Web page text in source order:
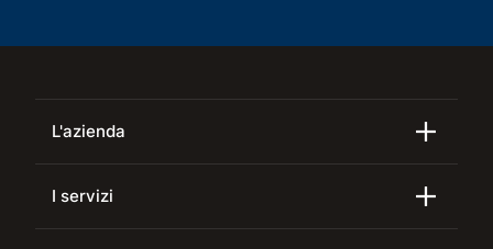
L'azienda
I servizi